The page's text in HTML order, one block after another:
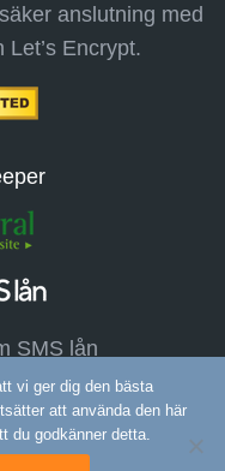
anslutning med
Encrypt.
SMS lån
vi ger dig den bästa
att använda den här
du godkänner detta.